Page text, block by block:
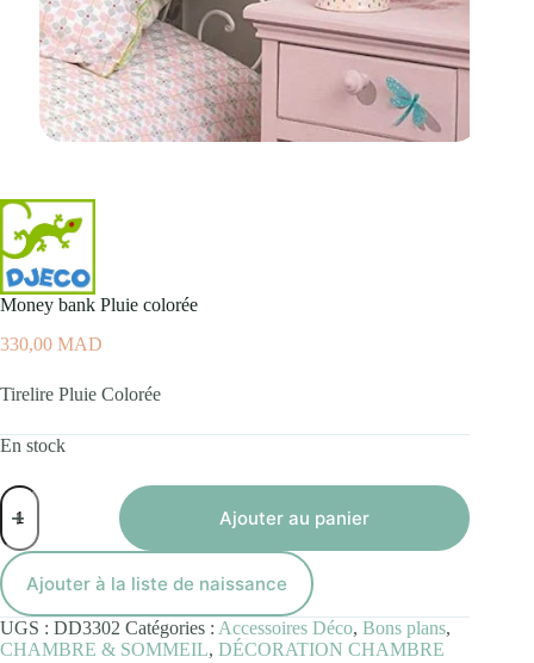
Money bank Pluie colorée
330,00 MAD
Tirelire Pluie Colorée
En stock
quantité
de
Money
bank
Pluie
colorée
Ajouter au panier
Ajouter à la liste de naissance
UGS : DD3302 Catégories : Accessoires Déco, Bons plans,
CHAMBRE & SOMMEIL, DÉCORATION CHAMBRE